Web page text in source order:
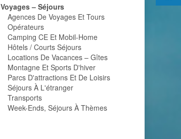
Voyages – Séjours
Agences De Voyages Et Tours
Opérateurs
Camping CE Et Mobil-Home
Hôtels / Courts Séjours
Locations De Vacances – Gîtes
Montagne Et Sports D'hiver
Parcs D'attractions Et De Loisirs
Séjours À L'étranger
Transports
Week-Ends, Séjours À Thèmes